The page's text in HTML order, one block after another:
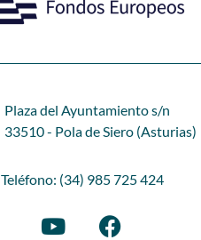
Plaza del Ayuntamiento s/n
33510 - Pola de Siero (Asturias)
Teléfono: (34) 985 725 424